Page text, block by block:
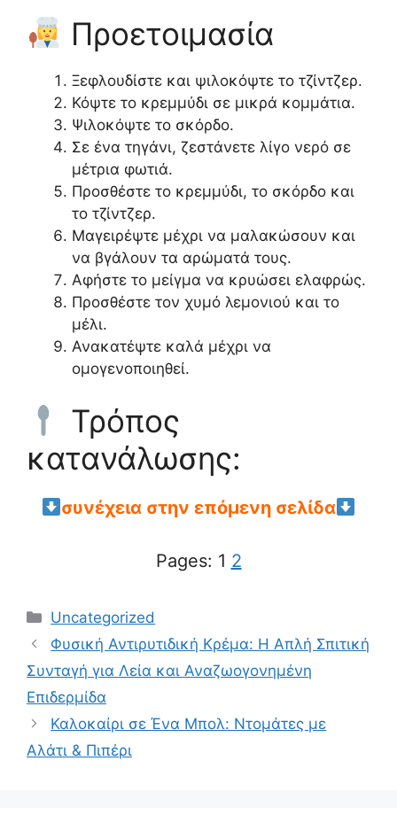
Προετοιμασία
Ξεφλουδίστε και ψιλοκόψτε το τζίντζερ.
Κόψτε το κρεμμύδι σε μικρά κομμάτια.
Ψιλοκόψτε το σκόρδο.
Σε ένα τηγάνι, ζεστάνετε λίγο νερό σε
μέτρια φωτιά.
Προσθέστε το κρεμμύδι, το σκόρδο και
το τζίντζερ.
Μαγειρέψτε μέχρι να μαλακώσουν και
να βγάλουν τα αρώματά τους.
Αφήστε το μείγμα να κρυώσει ελαφρώς.
Προσθέστε τον χυμό λεμονιού και το
μέλι.
Ανακατέψτε καλά μέχρι να
ομογενοποιηθεί.
Τρόπος
κατανάλωσης:
συνέχεια στην επόμενη σελίδα
Pages: 1 2
Categories
Uncategorized
Φυσική Αντιρυτιδική Κρέμα: Η Απλή Σπιτική
Συνταγή για Λεία και Αναζωογονημένη
Επιδερμίδα
Καλοκαίρι σε Ένα Μπολ: Ντομάτες με
Αλάτι & Πιπέρι